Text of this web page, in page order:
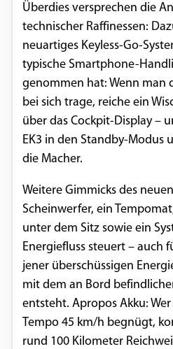
Überdies versprechen die
technischer Raffinessen:
neuartiges Keyless-Go-
typische Smartphone-
genommen hat: Wenn man
bei sich trage, reiche ein
über das Cockpit-Display –
EK3 in den Standby-Modus
die Macher.
Weitere Gimmicks des
Scheinwerfer, ein
unter dem Sitz sowie ein
Energiefluss steuert – auch
jener überschüssigen
mit dem an Bord
entsteht. Apropos Akku:
Tempo 45 km/h begnügt,
rund 100 Kilometer
Social Media
können, werden von
Medien Cookies
Vimeo
Google Maps
Anbieter:
Google